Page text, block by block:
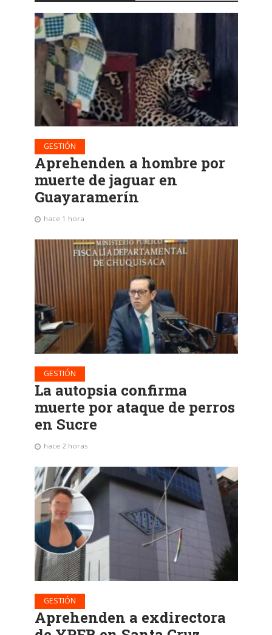
GESTIÓN
Aprehenden a hombre por
muerte de jaguar en
Guayaramerín
hace 1 hora
GESTIÓN
La autopsia confirma
muerte por ataque de perros
en Sucre
hace 2 horas
GESTIÓN
Aprehenden a exdirectora